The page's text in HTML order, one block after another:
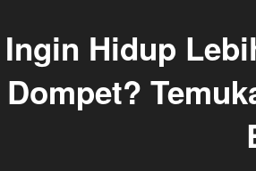
Ingin Hidup
Dompet?